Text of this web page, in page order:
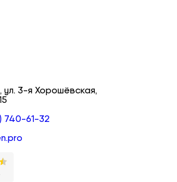
123298, г. Москва, ул. 3-я Хорошёвская,
740-61-32